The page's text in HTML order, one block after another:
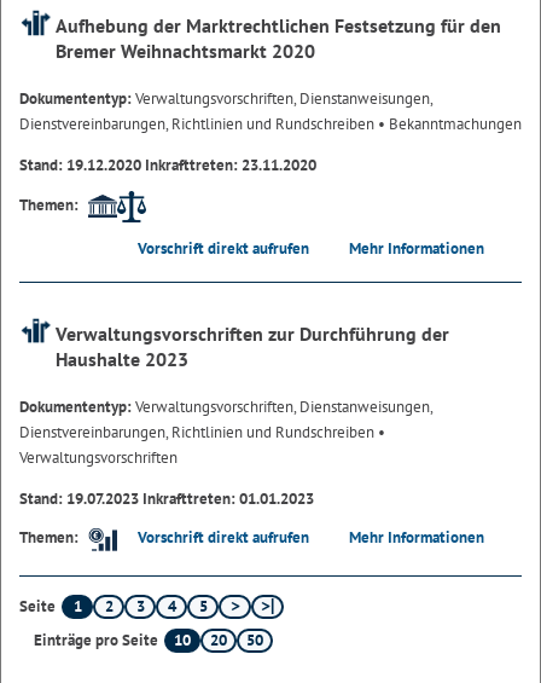
Aufhebung der Marktrechtlichen Festsetzung für den
Bremer Weihnachtsmarkt 2020
Dokumententyp:Verwaltungsvorschriften, Dienstanweisungen,
Dienstvereinbarungen, Richtlinien und Rundschreiben • Bekanntmachungen
Stand: 19.12.2020 Inkrafttreten: 23.11.2020
Themen:
Vorschrift direkt aufrufen Mehr Informationen
Verwaltungsvorschriften zur Durchführung der
Haushalte 2023
Dokumententyp:Verwaltungsvorschriften, Dienstanweisungen,
Dienstvereinbarungen, Richtlinien und Rundschreiben •
Verwaltungsvorschriften
Stand: 19.07.2023 Inkrafttreten: 01.01.2023
Themen:
Vorschrift direkt aufrufen Mehr Informationen
Seite 1 2 3 4
5
Einträge pro Seite
10 20 50